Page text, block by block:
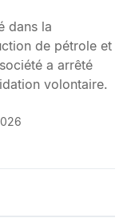
dans la
de pétrole et
a arrêté
volontaire.